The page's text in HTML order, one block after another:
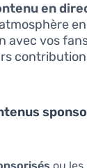
en
avec vos